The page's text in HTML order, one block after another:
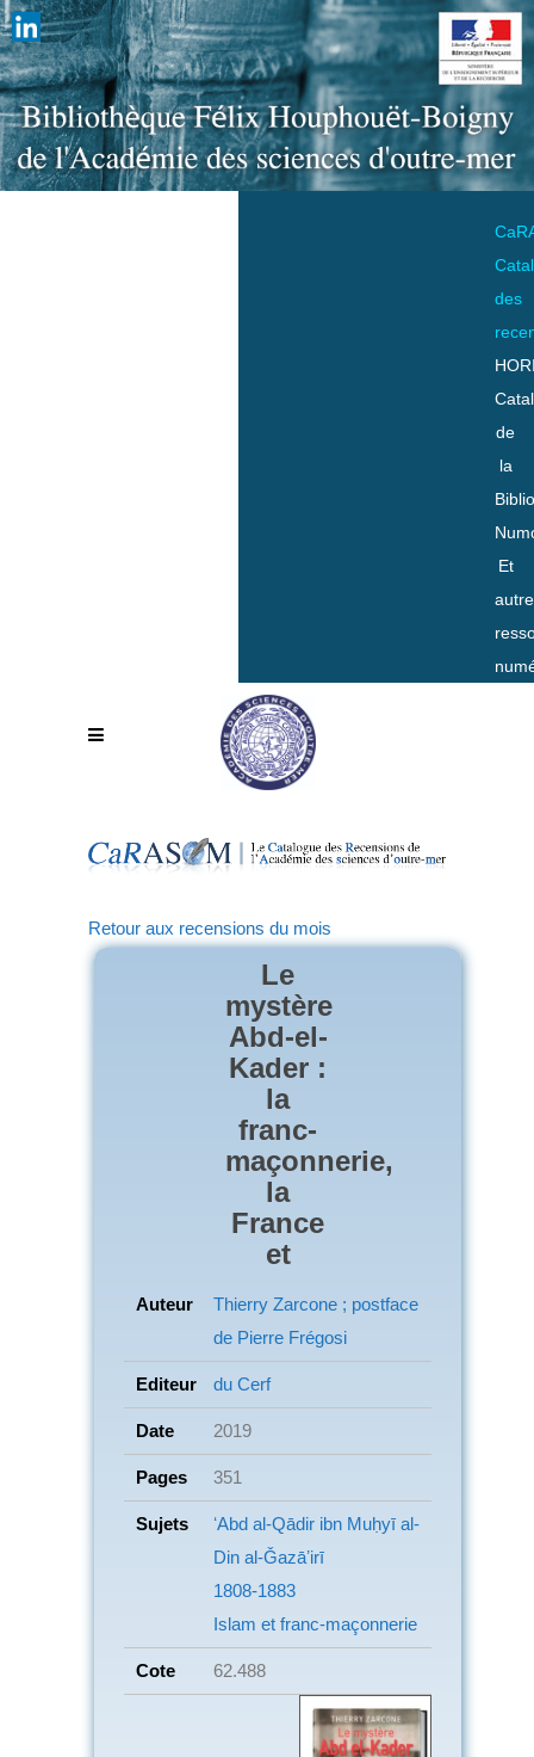
des
de
la
Et
Retour aux recensions du mois
Le
mystère
Abd-el-
Kader :
la
franc-
maçonnerie,
la
France
et
Auteur
Thierry Zarcone ; postface
de Pierre Frégosi
Editeur du Cerf
Date 2019
Pages 351
Sujets
ʻAbd al-Qādir ibn Muḥyī al-
Din al-Ǧazāʼirī
1808-1883
Islam et franc-maçonnerie
Cote 62.488